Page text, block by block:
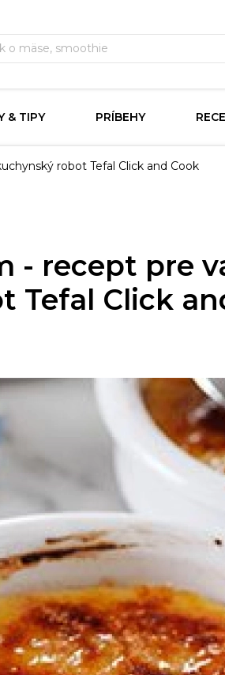
& TIPY PRÍBEHY
robot Tefal Click and Cook
- recept pre
Tefal Click